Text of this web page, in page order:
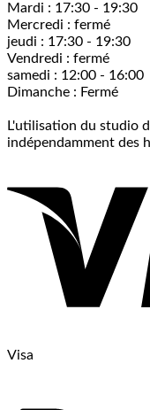
Mardi : 17:30 - 19:30
Mercredi : fermé
jeudi : 17:30 - 19:30
Vendredi : fermé
samedi : 12:00 - 16:00
Dimanche : Fermé
L'utilisation du studio
indépendamment des
Visa